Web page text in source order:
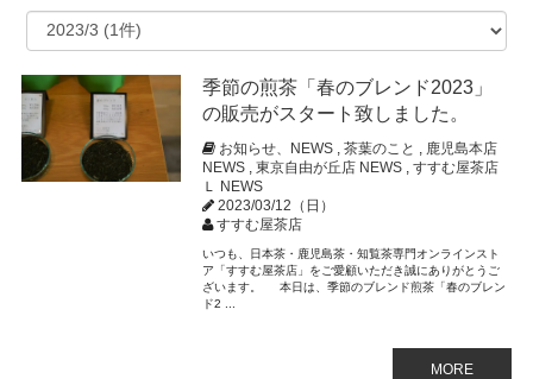
季節の煎茶「春のブレンド2023」
の販売がスタート致しました。
お知らせ、NEWS ,茶葉のこと , 鹿児島本店
NEWS ,東京自由が丘店 NEWS ,すすむ屋茶店
Ｌ NEWS
2023/03/12（日）
すすむ屋茶店
いつも、日本茶・鹿児島茶・知覧茶専門オンラインスト
ア「すすむ屋茶店」をご愛顧いただき誠にありがとうご
ざいます。 本日は、季節のブレンド煎茶「春のブレン
ド2 ...
MORE